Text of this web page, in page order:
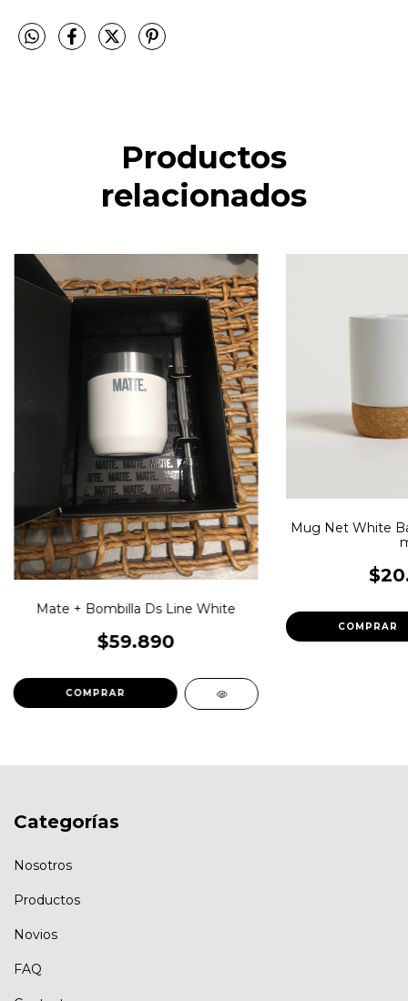
Productos
relacionados
Mate + Bombilla Ds Line White
$59.890
Mug Net White
Categorías
Nosotros
Productos
Novios
FAQ